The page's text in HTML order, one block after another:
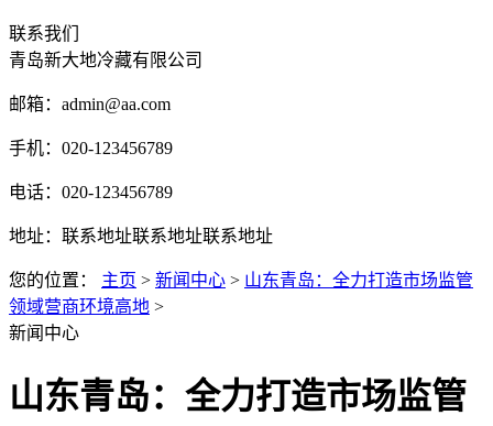
联系我们
青岛新大地冷藏有限公司
邮箱：admin@aa.com
手机：020-123456789
电话：020-123456789
地址：联系地址联系地址联系地址
您的位置： 主页 > 新闻中心 > 山东青岛：全力打造市场监管
领域营商环境高地 >
新闻中心
山东青岛：全力打造市场监管